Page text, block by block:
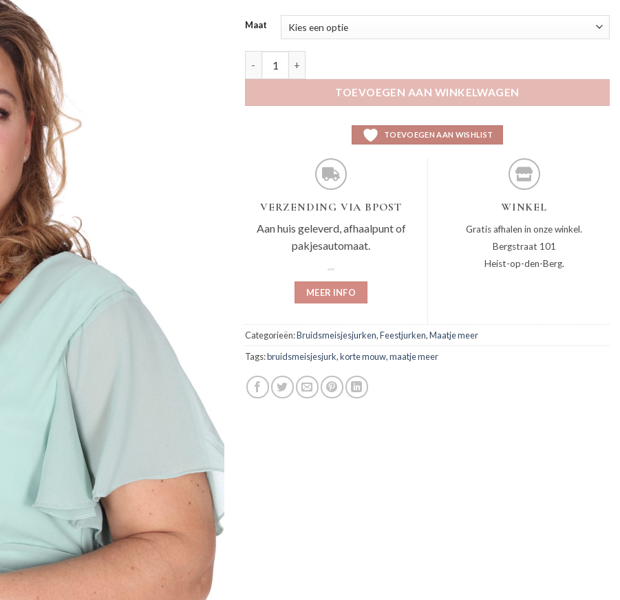
Maat
TOEVOEGEN AAN WINKELWAGEN
TOEVOEGEN AAN WISHLIST
VERZENDING VIA BPOST
Aan huis geleverd, afhaalpunt of
pakjesautomaat.
MEER INFO
WINKEL
Gratis afhalen in onze winkel.
Bergstraat 101
Heist-op-den-Berg.
Categorieën:Bruidsmeisjesjurken,Feestjurken,Maatje meer
Tags:bruidsmeisjesjurk,korte mouw,maatje meer